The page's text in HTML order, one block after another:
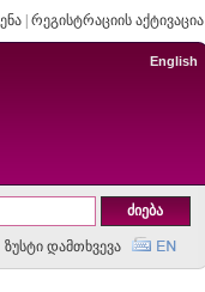
| რეგისტრაციის აქტივაცია
English
ზუსტი დამთხვევა